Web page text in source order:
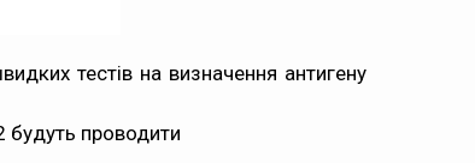
тестів на визначення антигену
будуть проводити